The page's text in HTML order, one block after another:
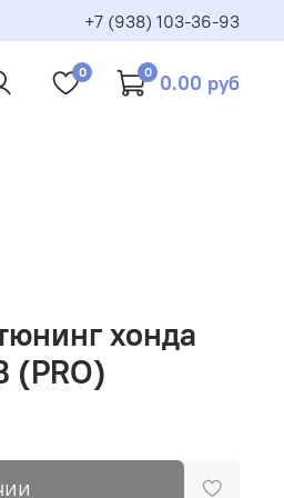
+7 (938) 103-36-93
0 0 0.00 руб
хонда
(PRO)